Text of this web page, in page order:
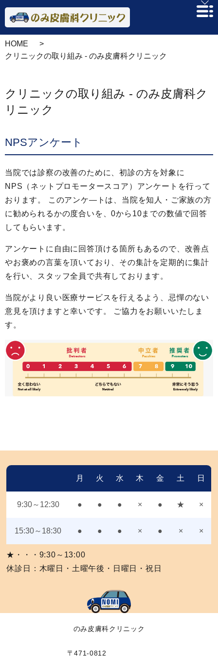
HOME
クリニックの取り組み - のみ皮膚科クリニック
クリニックの取り組み - のみ皮膚科ク
リニック
NPSアンケート
当院では診察の改善のために、初診の方を対象に
NPS（ネットプロモータースコア）アンケートを行って
おります。 このアンケ―トは、当院を知人・ご家族の方
に勧められるかの度合いを、0から10までの数値で回答
してもらいます。
アンケートに自由に回答頂ける箇所もあるので、改善点
やお褒めの言葉を頂いており、その集計を定期的に集計
を行い、スタッフ全員で共有しております。
当院がより良い医療サービスを行えるよう、忌憚のない
意見を頂けますと幸いです。 ご協力をお願いいたしま
す。
月 火 水 木 金 土 日
9:30～12:30 ● ● ● × ● ★ ×
15:30～18:30 ● ● ● × ● × ×
★・・・9:30～13:00
休診日：木曜日・土曜午後・日曜日・祝日
のみ皮膚科クリニック
〒471-0812